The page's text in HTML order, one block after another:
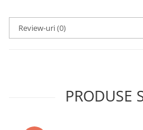
Review-uri(0)
PRODUSE